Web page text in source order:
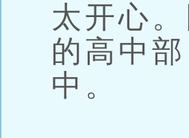
太开心
的高中
中。